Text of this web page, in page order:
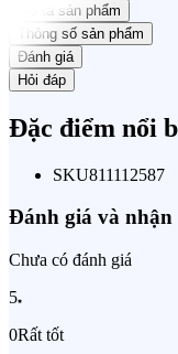
Mô tả sản phẩm
Thông số sản phẩm
Đánh giá
Hỏi đáp
Đặc điểm nổi
SKU811112587
Đánh giá và nhận
Chưa có đánh giá
5
0Rất tốt